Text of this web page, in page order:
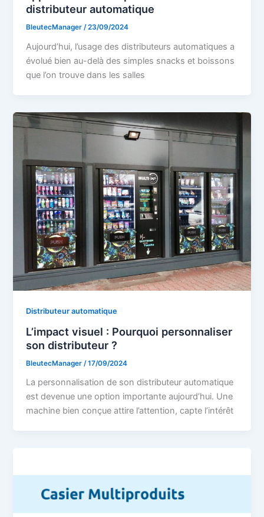
distributeur automatique
BleutecManager/23/09/2024
Aujourd’hui, l’usage des distributeurs automatiques a
évolué bien au-delà des simples snacks et boissons
que l’on trouve dans les salles
Distributeur automatique
L’impact visuel : Pourquoi personnaliser
son distributeur ?
BleutecManager /17/09/2024
La personnalisation de son distributeur automatique
est devenue une option importante aujourd’hui. Une
machine bien conçue attire l’attention, capte l’intérêt